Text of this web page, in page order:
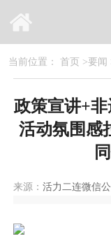
当前位置： 首页 >要闻
政策宣讲+
活动氛围感
来源： 活力二连微信